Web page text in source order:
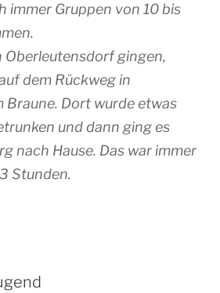
immer Gruppen von 10 bis
Oberleutensdorf gingen,
dem Rückweg in
Braune. Dort wurde etwas
und dann ging es
nach Hause. Das war immer
Stunden.